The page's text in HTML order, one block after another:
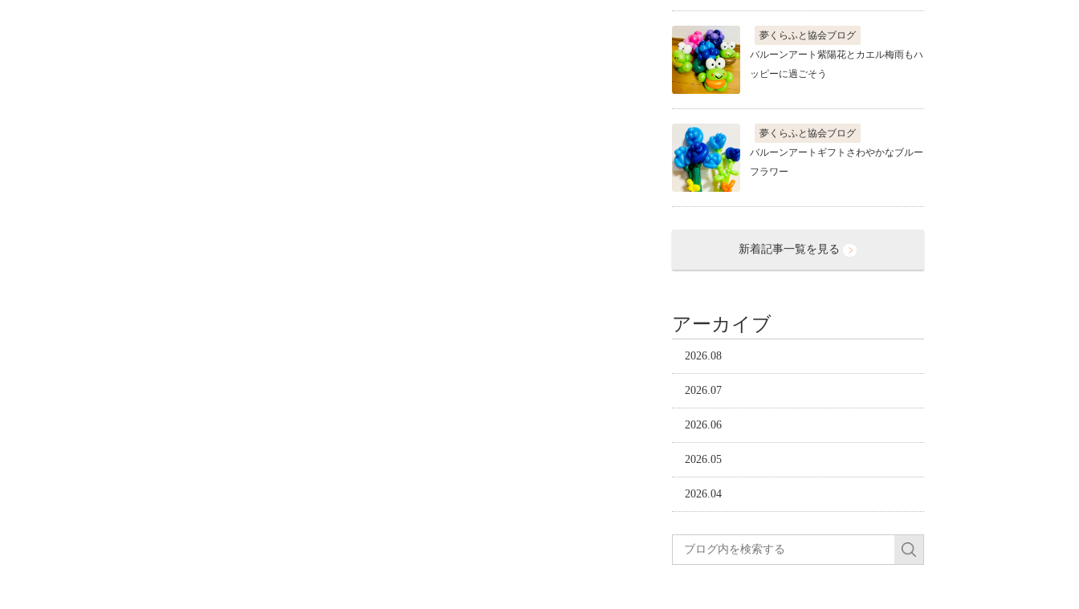
夢くらふと協会ブログ
バルーンアート紫陽花とカエル梅雨もハ
ッピーに過ごそう
夢くらふと協会ブログ
バルーンアートギフトさわやかなブルー
フラワー
新着記事一覧を見る
アーカイブ
2026.08
2026.07
2026.06
2026.05
2026.04